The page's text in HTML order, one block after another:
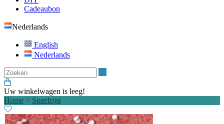
Cadeaubon
Nederlands
English
Nederlands
Uw winkelwagen is leeg!
Home > Speelrijst